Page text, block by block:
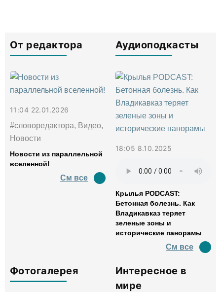
От редактора
11:04 22.01.2026
#словоредактора, Видео,
Новости
Новости из параллельной
вселенной!
См все
Аудиоподкасты
18:05 8.10.2025
Крылья PODCAST:
Бетонная болезнь. Как
Владикавказ теряет
зеленые зоны и
исторические панорамы
См все
Фотогалерея
Интересное в
мире